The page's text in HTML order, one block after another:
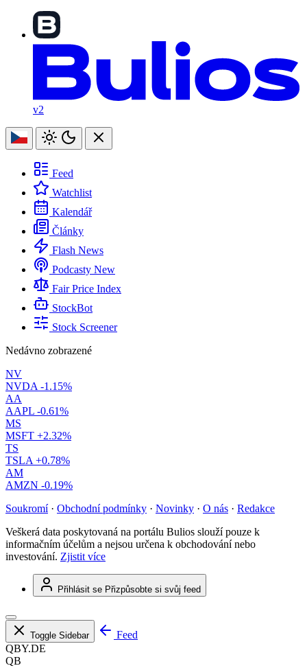
v2
Feed
Watchlist
Kalendář
Články
Flash News
Podcasty New
Fair Price Index
StockBot
Stock Screener
Nedávno zobrazené
NV
NVDA -1.15%
AA
AAPL -0.61%
MS
MSFT +2.32%
TS
TSLA +0.78%
AM
AMZN -0.19%
Soukromí · Obchodní podmínky · Novinky · O nás · Redakce
Veškerá data poskytovaná na portálu Bulios slouží pouze k
informačním účelům a nejsou určena k obchodování nebo
investování. Zjistit více
Přihlásit se Přizpůsobte si svůj feed
Toggle Sidebar
Feed
QBY.DE
QB